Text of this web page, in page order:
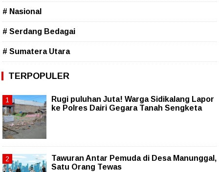
# Nasional
# Serdang Bedagai
# Sumatera Utara
TERPOPULER
Rugi puluhan Juta! Warga Sidikalang Lapor
ke Polres Dairi Gegara Tanah Sengketa
Tawuran Antar Pemuda di Desa Manunggal,
Satu Orang Tewas